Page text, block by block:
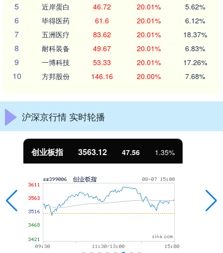
5 近岸蛋白 46.72 20.01% 5.62%
6 毕得医药 61.6 20.01% 6.12%
7 五洲医疗 83.62 20.01% 18.37%
8 耐科装备 49.67 20.01% 6.83%
9 一博科技 53.33 20.01% 17.26%
10 方邦股份 146.16 20.00% 7.68%
沪深京行情 实时轮播
基金指数 7242.10 12.30 0.17%